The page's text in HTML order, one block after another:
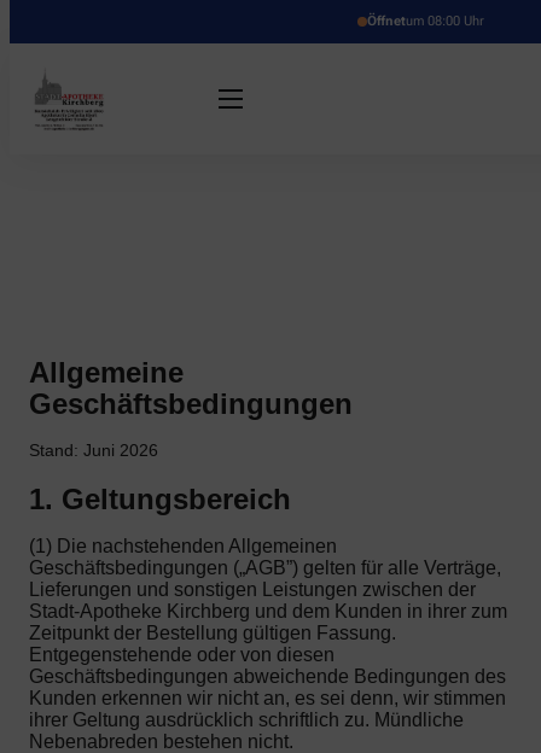
Öffnetum 08:00 Uhr
Allgemeine
Geschäftsbedingungen
Stand: Juni 2026
1. Geltungsbereich
(1) Die nachstehenden Allgemeinen
Geschäftsbedingungen („AGB”) gelten für alle Verträge,
Lieferungen und sonstigen Leistungen zwischen der
Stadt-Apotheke Kirchberg und dem Kunden in ihrer zum
Zeitpunkt der Bestellung gültigen Fassung.
Entgegenstehende oder von diesen
Geschäftsbedingungen abweichende Bedingungen des
Kunden erkennen wir nicht an, es sei denn, wir stimmen
ihrer Geltung ausdrücklich schriftlich zu. Mündliche
Nebenabreden bestehen nicht.